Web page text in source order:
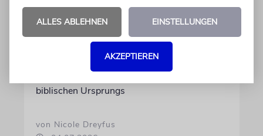
Diese hebräischen
Vornamen in Österreich sind
am beliebtesten
Österreichische Eltern wählen gern Klassiker.
biblischen Ursprungs
von Nicole Dreyfus
ALLES ABLEHNEN EINSTELLUNGEN
AKZEPTIEREN